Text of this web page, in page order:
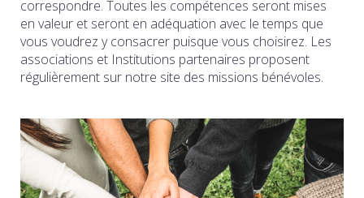
correspondre. Toutes les compétences seront mises
en valeur et seront en adéquation avec le temps que
vous voudrez y consacrer puisque vous choisirez. Les
associations et Institutions partenaires proposent
régulièrement sur notre site des missions bénévoles.